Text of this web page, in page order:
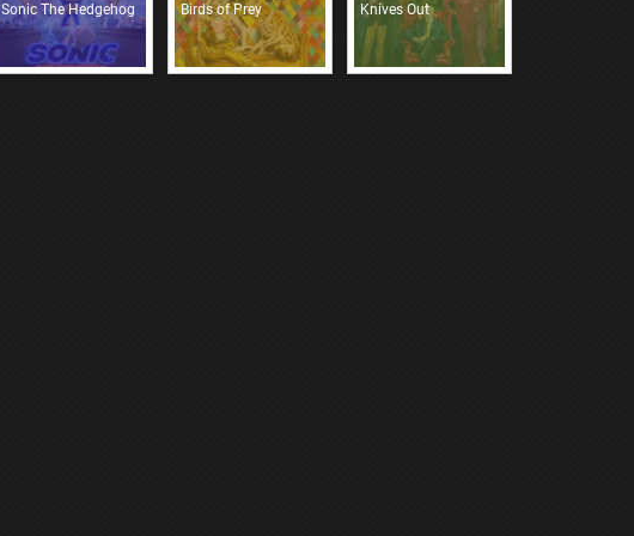
Sonic The Hedgehog Birds of Prey Knives Out